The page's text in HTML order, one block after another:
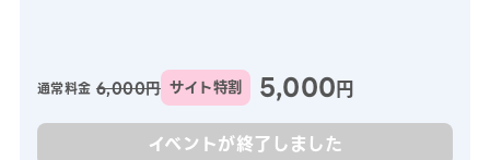
通常料金 6,000円 サイト特割 5,000円
イベントが終了しました